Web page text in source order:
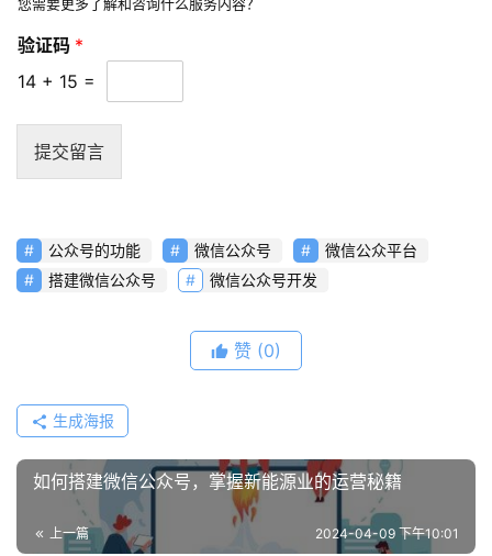
常
问
题
联
您需要更多了解和咨询什么服务内容？
验证码 *
14 + 15 =
提交留言
公众号的功能 微信公众号
微信公众平台
搭建微信公众号
微信公众号开发
赞 (0)
生成海报
如何搭建微信公众号，掌握新能源业的运营秘籍
上一篇 2024-04-09 下午10:01